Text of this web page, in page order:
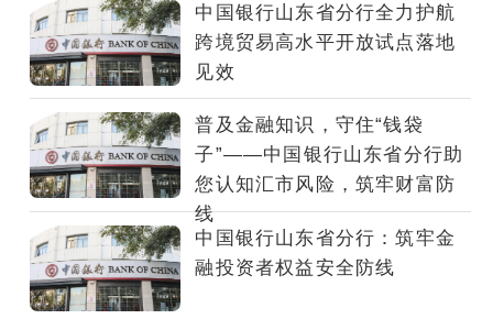
生
产
稳
高
产
的
好
局
面，
中国银行山东省分行全力护航
跨境贸易高水平开放试点落地
见效
普及金融知识，守住“钱袋
子”——中国银行山东省分行助
您认知汇市风险，筑牢财富防
线
中国银行山东省分行：筑牢金
融投资者权益安全防线